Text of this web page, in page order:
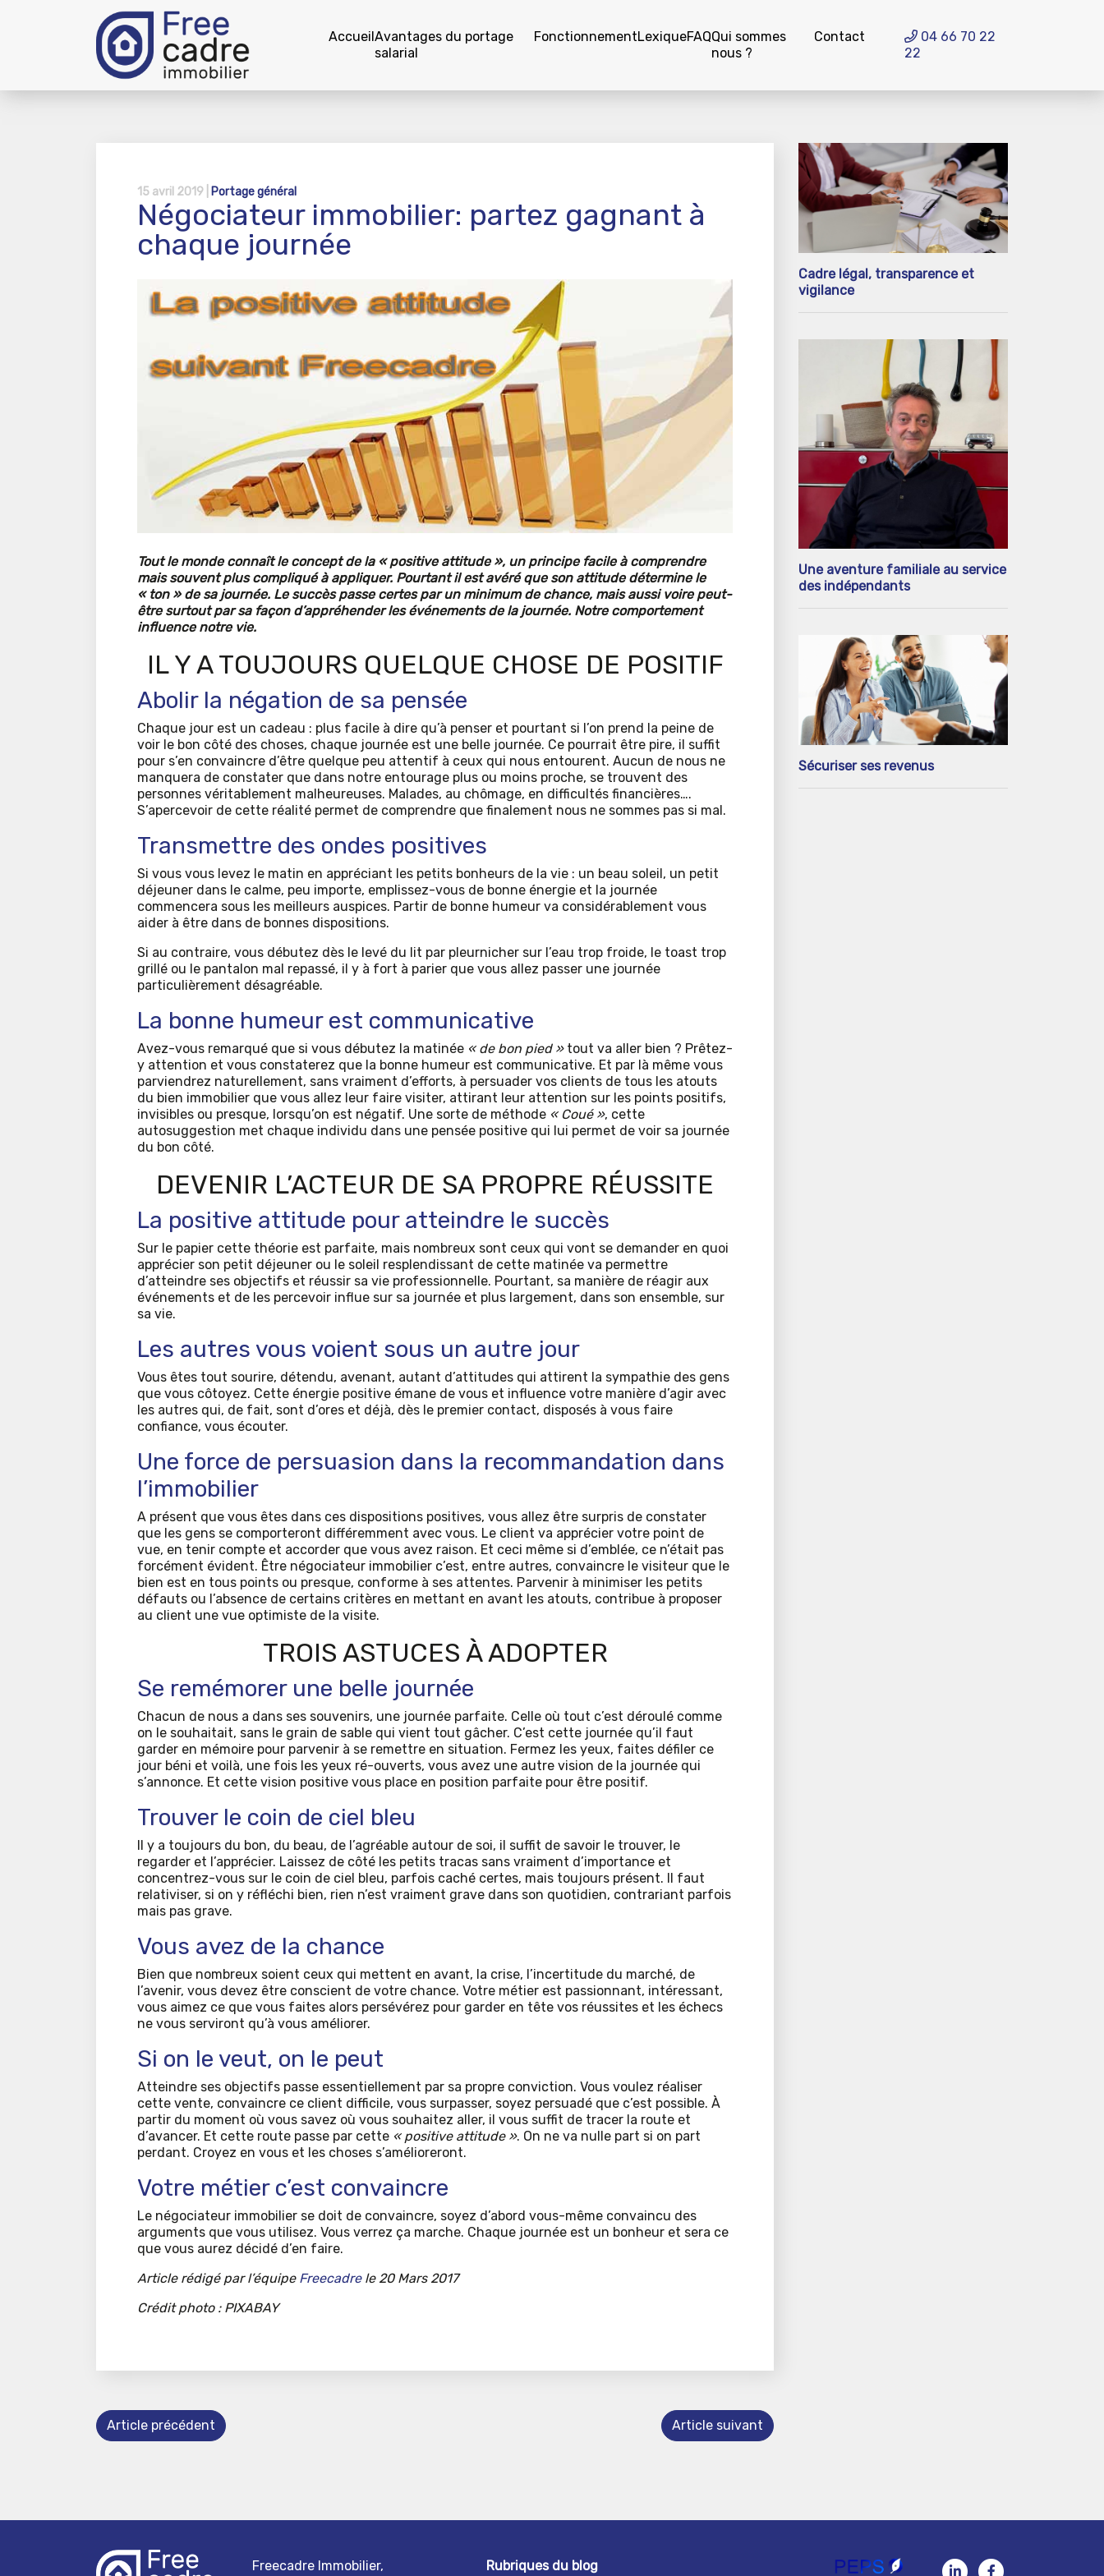
AccueilAvantages du portage
salarial
FonctionnementLexiqueFAQQui sommes
nous ?
Contact
04 66 70 22
22
15 avril 2019 | Portage général
Négociateur immobilier: partez gagnant à
chaque journée
Tout le monde connaît le concept de la « positive attitude », un principe facile à comprendre
mais souvent plus compliqué à appliquer. Pourtant il est avéré que son attitude détermine le
« ton » de sa journée. Le succès passe certes par un minimum de chance, mais aussi voire peut-
être surtout par sa façon d’appréhender les événements de la journée. Notre comportement
influence notre vie.
IL Y A TOUJOURS QUELQUE CHOSE DE POSITIF
Abolir la négation de sa pensée
Chaque jour est un cadeau : plus facile à dire qu’à penser et pourtant si l’on prend la peine de
voir le bon côté des choses, chaque journée est une belle journée. Ce pourrait être pire, il suffit
pour s’en convaincre d’être quelque peu attentif à ceux qui nous entourent. Aucun de nous ne
manquera de constater que dans notre entourage plus ou moins proche, se trouvent des
personnes véritablement malheureuses. Malades, au chômage, en difficultés financières….
S’apercevoir de cette réalité permet de comprendre que finalement nous ne sommes pas si mal.
Transmettre des ondes positives
Si vous vous levez le matin en appréciant les petits bonheurs de la vie : un beau soleil, un petit
déjeuner dans le calme, peu importe, emplissez-vous de bonne énergie et la journée
commencera sous les meilleurs auspices. Partir de bonne humeur va considérablement vous
aider à être dans de bonnes dispositions.
Si au contraire, vous débutez dès le levé du lit par pleurnicher sur l’eau trop froide, le toast trop
grillé ou le pantalon mal repassé, il y à fort à parier que vous allez passer une journée
particulièrement désagréable.
La bonne humeur est communicative
Avez-vous remarqué que si vous débutez la matinée « de bon pied »tout va aller bien ? Prêtez-
y attention et vous constaterez que la bonne humeur est communicative. Et par là même vous
parviendrez naturellement, sans vraiment d’efforts, à persuader vos clients de tous les atouts
du bien immobilier que vous allez leur faire visiter, attirant leur attention sur les points positifs,
invisibles ou presque, lorsqu’on est négatif. Une sorte de méthode « Coué », cette
autosuggestion met chaque individu dans une pensée positive qui lui permet de voir sa journée
du bon côté.
DEVENIR L’ACTEUR DE SA PROPRE RÉUSSITE
La positive attitude pour atteindre le succès
Sur le papier cette théorie est parfaite, mais nombreux sont ceux qui vont se demander en quoi
apprécier son petit déjeuner ou le soleil resplendissant de cette matinée va permettre
d’atteindre ses objectifs et réussir sa vie professionnelle. Pourtant, sa manière de réagir aux
événements et de les percevoir influe sur sa journée et plus largement, dans son ensemble, sur
sa vie.
Les autres vous voient sous un autre jour
Vous êtes tout sourire, détendu, avenant, autant d’attitudes qui attirent la sympathie des gens
que vous côtoyez. Cette énergie positive émane de vous et influence votre manière d’agir avec
les autres qui, de fait, sont d’ores et déjà, dès le premier contact, disposés à vous faire
confiance, vous écouter.
Une force de persuasion dans la recommandation dans
l’immobilier
A présent que vous êtes dans ces dispositions positives, vous allez être surpris de constater
que les gens se comporteront différemment avec vous. Le client va apprécier votre point de
vue, en tenir compte et accorder que vous avez raison. Et ceci même si d’emblée, ce n’était pas
forcément évident. Être négociateur immobilier c’est, entre autres, convaincre le visiteur que le
bien est en tous points ou presque, conforme à ses attentes. Parvenir à minimiser les petits
défauts ou l’absence de certains critères en mettant en avant les atouts, contribue à proposer
au client une vue optimiste de la visite.
TROIS ASTUCES À ADOPTER
Se remémorer une belle journée
Chacun de nous a dans ses souvenirs, une journée parfaite. Celle où tout c’est déroulé comme
on le souhaitait, sans le grain de sable qui vient tout gâcher. C’est cette journée qu’il faut
garder en mémoire pour parvenir à se remettre en situation. Fermez les yeux, faites défiler ce
jour béni et voilà, une fois les yeux ré-ouverts, vous avez une autre vision de la journée qui
s’annonce. Et cette vision positive vous place en position parfaite pour être positif.
Trouver le coin de ciel bleu
Il y a toujours du bon, du beau, de l’agréable autour de soi, il suffit de savoir le trouver, le
regarder et l’apprécier. Laissez de côté les petits tracas sans vraiment d’importance et
concentrez-vous sur le coin de ciel bleu, parfois caché certes, mais toujours présent. Il faut
relativiser, si on y réfléchi bien, rien n’est vraiment grave dans son quotidien, contrariant parfois
mais pas grave.
Vous avez de la chance
Bien que nombreux soient ceux qui mettent en avant, la crise, l’incertitude du marché, de
l’avenir, vous devez être conscient de votre chance. Votre métier est passionnant, intéressant,
vous aimez ce que vous faites alors persévérez pour garder en tête vos réussites et les échecs
ne vous serviront qu’à vous améliorer.
Si on le veut, on le peut
Atteindre ses objectifs passe essentiellement par sa propre conviction. Vous voulez réaliser
cette vente, convaincre ce client difficile, vous surpasser, soyez persuadé que c’est possible. À
partir du moment où vous savez où vous souhaitez aller, il vous suffit de tracer la route et
d’avancer. Et cette route passe par cette « positive attitude ». On ne va nulle part si on part
perdant. Croyez en vous et les choses s’amélioreront.
Votre métier c’est convaincre
Le négociateur immobilier se doit de convaincre, soyez d’abord vous-même convaincu des
arguments que vous utilisez. Vous verrez ça marche. Chaque journée est un bonheur et sera ce
que vous aurez décidé d’en faire.
Article rédigé par l’équipe Freecadre le 20 Mars 2017
Crédit photo : PIXABAY
Article précédent Article suivant
Cadre légal, transparence et
vigilance
Une aventure familiale au service
des indépendants
Sécuriser ses revenus
Freecadre Immobilier,
Rubriques du blog